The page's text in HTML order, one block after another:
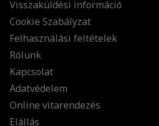
Visszaküldési információ
Cookie Szabályzat
Felhasználási feltételek
Rólunk
Kapcsolat
Adatvédelem
Online vitarendezés
Elállás